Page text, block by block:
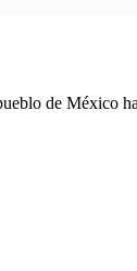
de México